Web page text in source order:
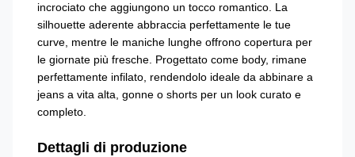
incrociato che aggiungono un tocco romantico. La
silhouette aderente abbraccia perfettamente le tue
curve, mentre le maniche lunghe offrono copertura per
le giornate più fresche. Progettato come body, rimane
perfettamente infilato, rendendolo ideale da abbinare a
jeans a vita alta, gonne o shorts per un look curato e
completo.
Dettagli di produzione